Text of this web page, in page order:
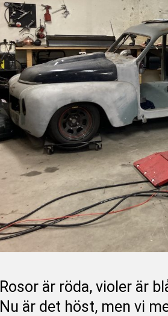
Rosor är röda, violer är
Nu är det höst, men vi